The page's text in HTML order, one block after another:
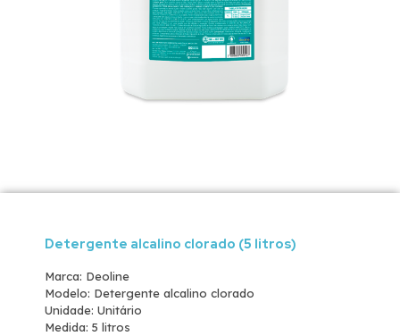
Detergente alcalino clorado (5 litros)
Marca: Deoline
Modelo: Detergente alcalino clorado
Unidade: Unitário
Medida: 5 litros